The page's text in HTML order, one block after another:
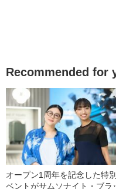
Recommended for
オープン1周年を記念した特
ベントがサムソナイト・ブラ